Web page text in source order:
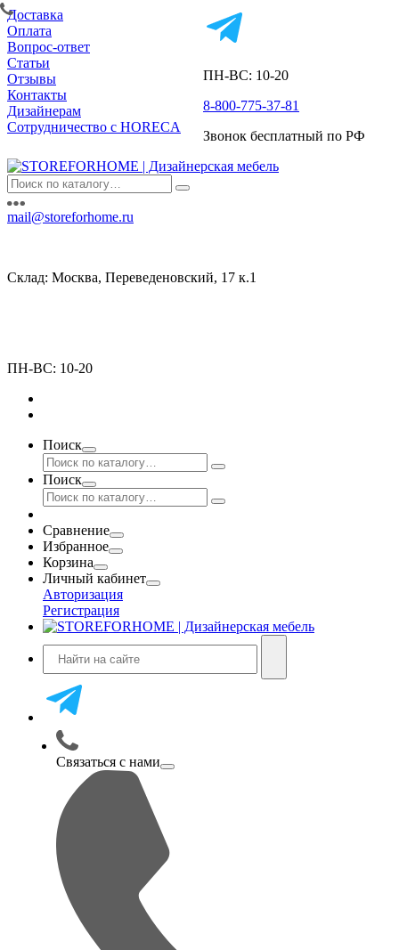
Доставка
Оплата
Вопрос-ответ
Статьи
Отзывы
Контакты
Дизайнерам
Сотрудничество с HORECA
ПН-ВС: 10-20
8-800-775-37-81
Звонок бесплатный по РФ
mail@storeforhome.ru
Склад: Москва, Переведеновский, 17 к.1
ПН-ВС: 10-20
Поиск
Поиск
Сравнение
Избранное
Корзина
Личный кабинет
Авторизация
Регистрация
Связаться с нами